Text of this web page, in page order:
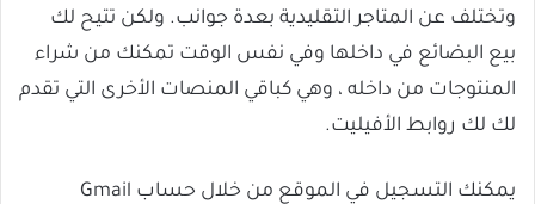
وتختلف عن المتاجر التقليدية بعدة جوانب. ولكن تتيح لك
بيع البضائع في داخلها وفي نفس الوقت تمكنك من شراء
المنتوجات من داخله ، وهي كباقي المنصات الأخرى التي تقدم
لك لك روابط الأفيليت.
يمكنك التسجيل في الموقع من خلال حساب Gmail